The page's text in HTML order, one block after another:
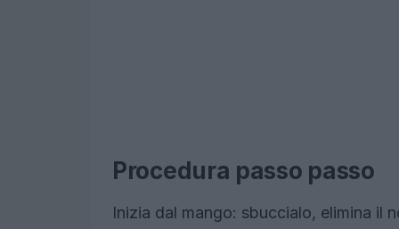
Procedura passo passo
Inizia dal mango: sbuccialo, elimina il